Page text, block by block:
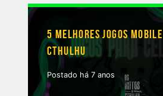
5 MELHORES JOGOS
CTHULHU
Postado há 7 anos